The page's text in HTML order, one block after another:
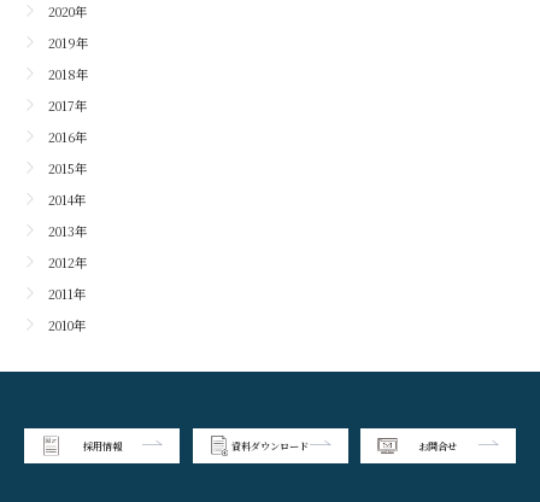
2020年
2019年
2018年
2017年
2016年
2015年
2014年
2013年
2012年
2011年
2010年
採用情報 資料ダウンロード お問合せ